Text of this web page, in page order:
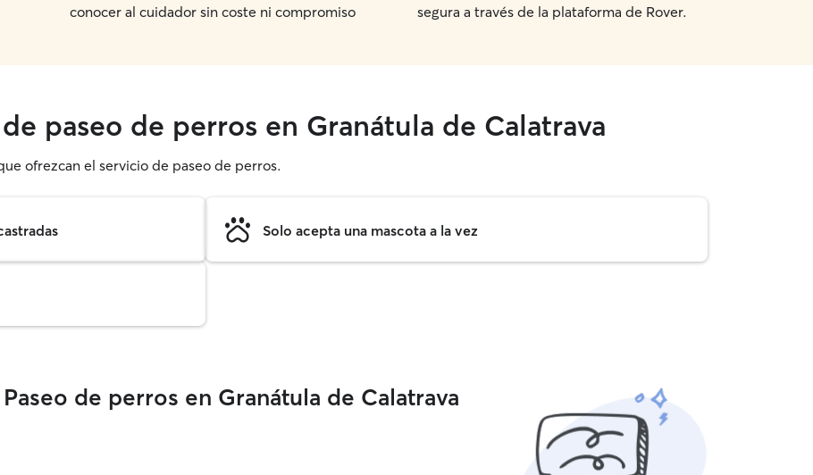
conocer al cuidador sin coste ni compromiso
segura a través de la plataforma de Rover.
paseo de perros en Granátula de Calatrava
ofrezcan el servicio de paseo de perros.
Solo acepta una mascota a la vez
de perros en Granátula de Calatrava